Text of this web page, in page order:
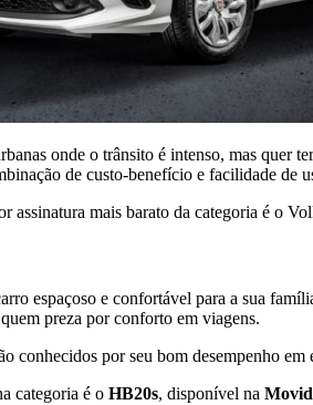
onde o trânsito é intenso, mas quer
de custo-benefício e facilidade de
assinatura mais barato da categoria é o
espaçoso e confortável para a sua
preza por conforto em viagens.
conhecidos por seu bom desempenho
categoria é o HB20s, disponível na